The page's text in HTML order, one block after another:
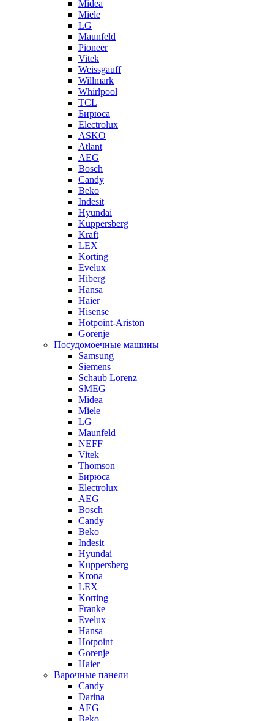
Midea
Miele
LG
Maunfeld
Pioneer
Vitek
Weissgauff
Willmark
Whirlpool
TCL
Бирюса
Electrolux
ASKO
Atlant
AEG
Bosch
Candy
Beko
Indesit
Hyundai
Kuppersberg
Kraft
LEX
Korting
Evelux
Hiberg
Hansa
Haier
Hisense
Hotpoint-Ariston
Gorenje
Посудомоечные машины
Samsung
Siemens
Schaub Lorenz
SMEG
Midea
Miele
LG
Maunfeld
NEFF
Vitek
Thomson
Бирюса
Electrolux
AEG
Bosch
Candy
Beko
Indesit
Hyundai
Kuppersberg
Krona
LEX
Korting
Franke
Evelux
Hansa
Hotpoint
Gorenje
Haier
Варочные панели
Candy
Darina
AEG